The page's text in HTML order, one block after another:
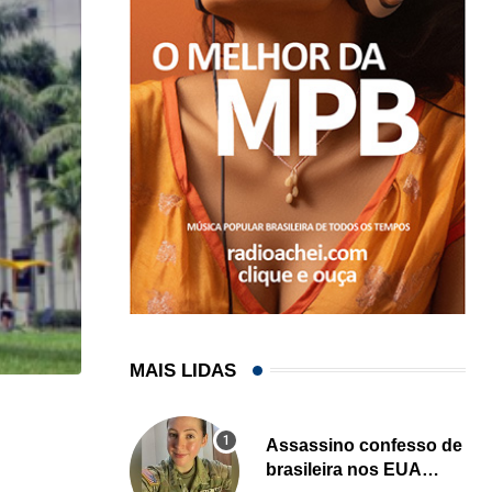
HISTÓRICO
Açaí é reconhecido oficialmente como fruto
MAIS LIDAS
Assassino confesso de
brasileira nos EUA